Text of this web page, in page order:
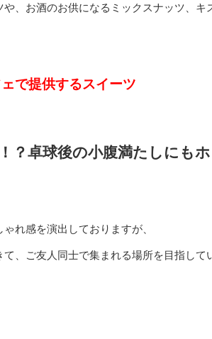
、お酒のお供になるミックスナッツ、
で提供するスイーツ
？卓球後の小腹満たしにもホ
れ感を演出しておりますが、
、ご友人同士で集まれる場所を目指して